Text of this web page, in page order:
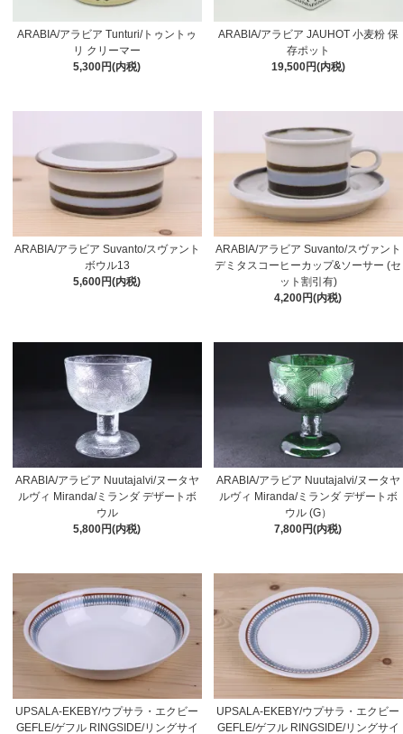
ARABIA/アラビア Tunturi/トゥントゥ
リ クリーマー
5,300円(内税)
ARABIA/アラビア JAUHOT 小麦粉 保
存ポット
19,500円(内税)
ARABIA/アラビア Suvanto/スヴァント
ボウル13
5,600円(内税)
ARABIA/アラビア Suvanto/スヴァント
デミタスコーヒーカップ&ソーサー (セ
ット割引有)
4,200円(内税)
ARABIA/アラビア Nuutajalvi/ヌータヤ
ルヴィ Miranda/ミランダ デザートボ
ウル
5,800円(内税)
ARABIA/アラビア Nuutajalvi/ヌータヤ
ルヴィ Miranda/ミランダ デザートボ
ウル (G）
7,800円(内税)
UPSALA-EKEBY/ウプサラ・エクビー
GEFLE/ゲフル RINGSIDE/リングサイ
UPSALA-EKEBY/ウプサラ・エクビー
GEFLE/ゲフル RINGSIDE/リングサイ